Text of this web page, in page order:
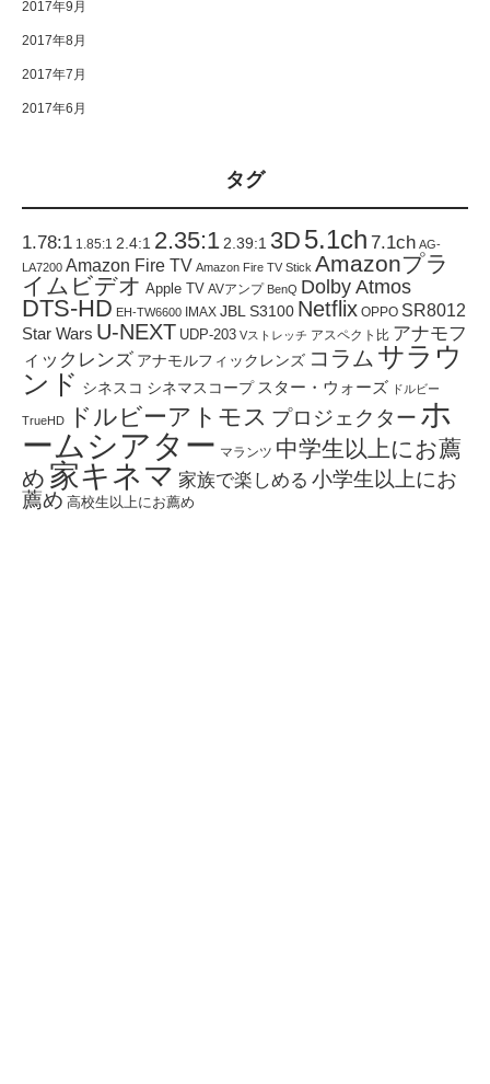
2017年9月
2017年8月
2017年7月
2017年6月
タグ
1.78:1 1.85:1 2.4:1 2.35:12.39:1 3D 5.1ch 7.1ch AG-
LA7200 Amazon Fire TV Amazon Fire TV Stick Amazonプラ
イムビデオ Apple TV AVアンプ BenQ Dolby Atmos
DTS-HD EH-TW6600 IMAX JBL S3100 Netflix OPPO SR8012
Star Wars U-NEXT UDP-203 Vストレッチ アスペクト比 アナモフ
ィックレンズ アナモルフィックレンズ コラム サラウ
ンド シネスコ シネマスコープ スター・ウォーズ ドルビー
TrueHD ドルビーアトモス プロジェクター ホ
ームシアター マランツ 中学生以上にお薦
め 家キネマ 家族で楽しめる 小学生以上にお
薦め 高校生以上にお薦め